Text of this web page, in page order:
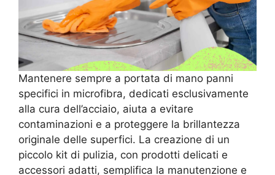
Mantenere sempre a portata di mano panni
specifici in microfibra, dedicati esclusivamente
alla cura dell’acciaio, aiuta a evitare
contaminazioni e a proteggere la brillantezza
originale delle superfici. La creazione di un
piccolo kit di pulizia, con prodotti delicati e
accessori adatti, semplifica la manutenzione e